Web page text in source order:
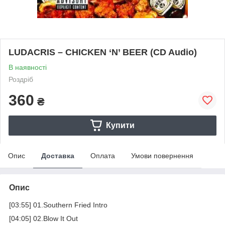
LUDACRIS – CHICKEN ‘N’ BEER (CD Audio)
В наявності
Роздріб
360 ₴
Купити
Опис Доставка Оплата Умови повернення
Опис
[03:55] 01.Southern Fried Intro
[04:05] 02.Blow It Out